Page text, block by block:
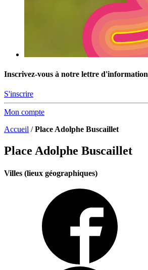
Inscrivez-vous à notre lettre d'information
S'inscrire
Mon compte
Accueil /Place Adolphe Buscaillet
Place Adolphe Buscaillet
Villes (lieux géographiques)